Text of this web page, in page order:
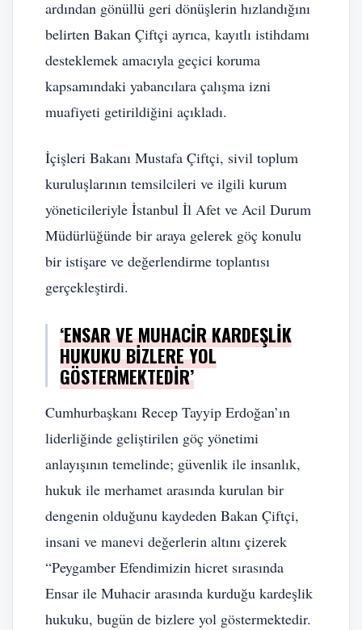
ardından gönüllü geri dönüşlerin hızlandığını
belirten Bakan Çiftçi ayrıca, kayıtlı istihdamı
desteklemek amacıyla geçici koruma
kapsamındaki yabancılara çalışma izni
muafiyeti getirildiğini açıkladı.
İçişleri Bakanı Mustafa Çiftçi, sivil toplum
kuruluşlarının temsilcileri ve ilgili kurum
yöneticileriyle İstanbul İl Afet ve Acil Durum
Müdürlüğünde bir araya gelerek göç konulu
bir istişare ve değerlendirme toplantısı
gerçekleştirdi.
‘ENSAR VE MUHACIR KARDEŞLIK
HUKUKU BIZLERE YOL
GÖSTERMEKTEDIR’
Cumhurbaşkanı Recep Tayyip Erdoğan’ın
liderliğinde geliştirilen göç yönetimi
anlayışının temelinde; güvenlik ile insanlık,
hukuk ile merhamet arasında kurulan bir
dengenin olduğunu kaydeden Bakan Çiftçi,
insani ve manevi değerlerin altını çizerek
“Peygamber Efendimizin hicret sırasında
Ensar ile Muhacir arasında kurduğu kardeşlik
hukuku, bugün de bizlere yol göstermektedir.